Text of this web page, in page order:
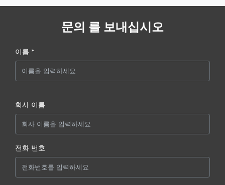
문의 를 보내십시오
이름 *
회사 이름
전화 번호